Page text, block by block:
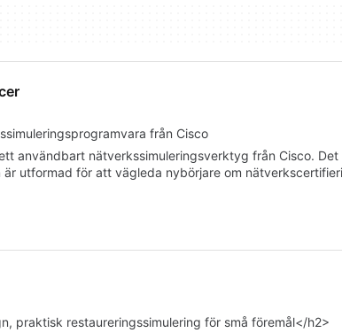
från Cisco
användbart nätverkssimuleringsverktyg från Cisco.
är utformad för att vägleda nybörjare om
praktisk restaureringssimulering för små föremål</h2>